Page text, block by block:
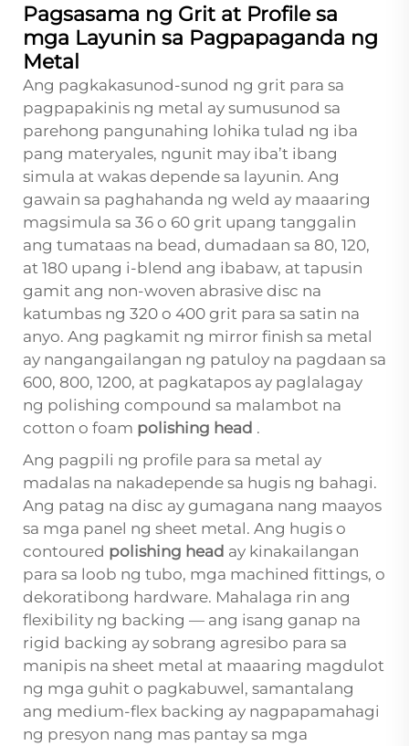
Pagsasama ng Grit at Profile sa
mga Layunin sa Pagpapaganda ng
Metal
Ang pagkakasunod-sunod ng grit para sa
pagpapakinis ng metal ay sumusunod sa
parehong pangunahing lohika tulad ng iba
pang materyales, ngunit may iba’t ibang
simula at wakas depende sa layunin. Ang
gawain sa paghahanda ng weld ay maaaring
magsimula sa 36 o 60 grit upang tanggalin
ang tumataas na bead, dumadaan sa 80, 120,
at 180 upang i-blend ang ibabaw, at tapusin
gamit ang non-woven abrasive disc na
katumbas ng 320 o 400 grit para sa satin na
anyo. Ang pagkamit ng mirror finish sa metal
ay nangangailangan ng patuloy na pagdaan sa
600, 800, 1200, at pagkatapos ay paglalagay
ng polishing compound sa malambot na
cotton o foam polishing head .
Ang pagpili ng profile para sa metal ay
madalas na nakadepende sa hugis ng bahagi.
Ang patag na disc ay gumagana nang maayos
sa mga panel ng sheet metal. Ang hugis o
contoured polishing head ay kinakailangan
para sa loob ng tubo, mga machined fittings, o
dekoratibong hardware. Mahalaga rin ang
flexibility ng backing — ang isang ganap na
rigid backing ay sobrang agresibo para sa
manipis na sheet metal at maaaring magdulot
ng mga guhit o pagkabuwel, samantalang
ang medium-flex backing ay nagpapamahagi
ng presyon nang mas pantay sa mga